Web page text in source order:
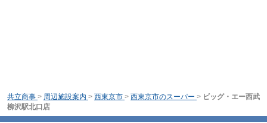
共立商事 > 周辺施設案内 > 西東京市 > 西東京市のスーパー > ビッグ・エー西武
柳沢駅北口店